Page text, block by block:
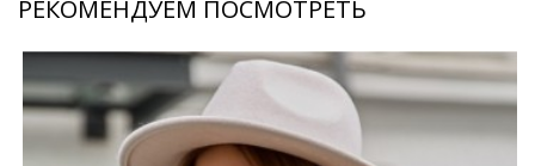
РЕКОМЕНДУЕМ ПОСМОТРЕТЬ